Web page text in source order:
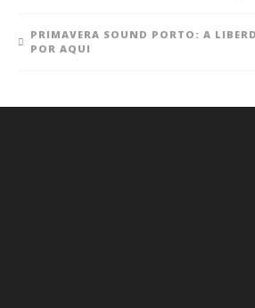
PRIMAVERA SOUND PORTO: A
POR AQUI